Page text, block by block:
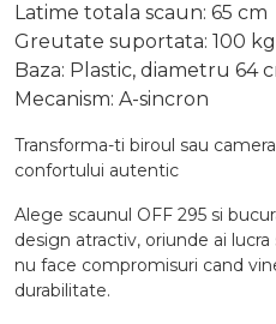
Latime totala scaun: 65 cm
Greutate suportata: 100 kg
Baza: Plastic, diametru 64
Mecanism: A-sincron
Transforma-ti biroul sau
confortului autentic
Alege scaunul OFF 295 si
design atractiv, oriunde ai
nu face compromisuri cand
durabilitate.